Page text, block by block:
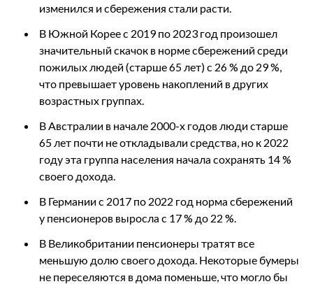
изменился и сбережения стали расти.
В Южной Корее с 2019 по 2023 год произошел
значительный скачок в норме сбережений среди
пожилых людей (старше 65 лет) с 26 % до 29 %,
что превышает уровень накоплений в других
возрастных группах.
В Австралии в начале 2000-х годов люди старше
65 лет почти не откладывали средства, но к 2022
году эта группа населения начала сохранять 14 %
своего дохода.
В Германии с 2017 по 2022 год норма сбережений
у пенсионеров выросла с 17 % до 22 %.
В Великобритании пенсионеры тратят все
меньшую долю своего дохода. Некоторые бумеры
не переселяются в дома поменьше, что могло бы